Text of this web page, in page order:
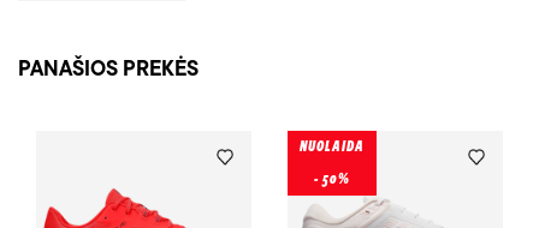
PANAŠIOS PREKĖS
NUOLAIDA
- 50%